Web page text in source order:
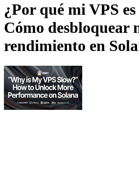
¿Por qué mi VPS
Cómo desbloquear
rendimiento en